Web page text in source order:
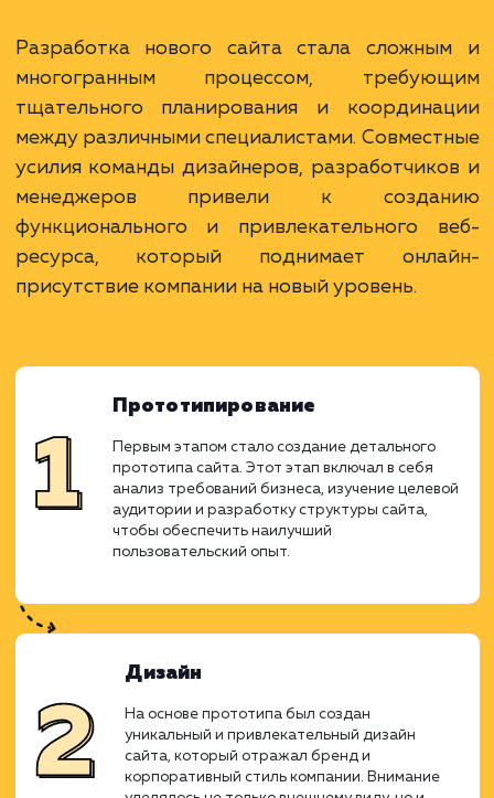
Ход работ
многогранным процессом,
тщательного планирования и
между различными специалистами.
усилия команды дизайнеров,
менеджеров привели к
ресурса, который поднимает
Прототипирование